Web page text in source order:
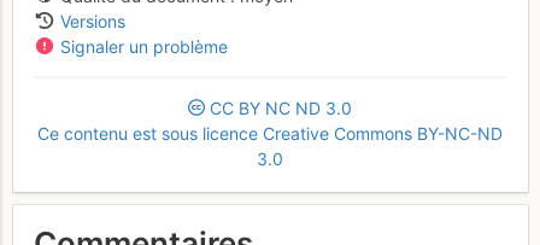
Versions
Signaler un problème
CC BY NC ND 3.0
Ce contenu est sous licence Creative Commons BY-NC-ND
3.0